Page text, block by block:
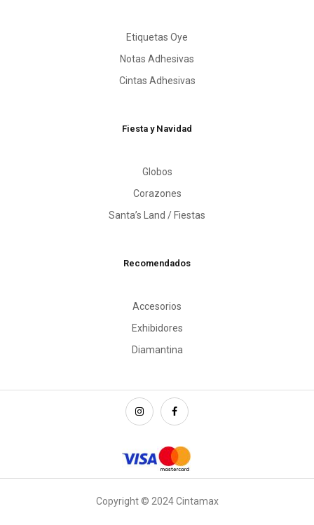
Etiquetas Oye
Notas Adhesivas
Cintas Adhesivas
Fiesta y Navidad
Globos
Corazones
Santa’s Land / Fiestas
Recomendados
Accesorios
Exhibidores
Diamantina
Copyright © 2024 Cintamax